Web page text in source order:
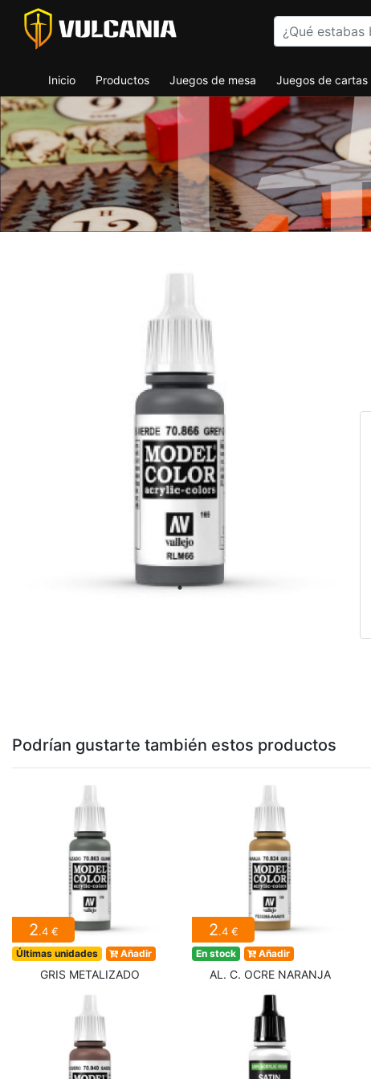
Inicio Productos Juegos de mesa Juegos de cartas
Podrían gustarte también estos productos
2.4 €
Últimas unidades Añadir
GRIS METALIZADO
2.4 €
En stock Añadir
AL. C. OCRE NARANJA